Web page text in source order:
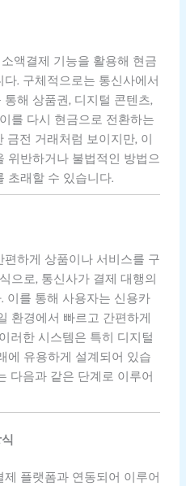
액결제 기능을 활용해 현금
. 구체적으로는 통신사에서
해 상품권, 디지털 콘텐츠,
를 다시 현금으로 전환하는
전 거래처럼 보이지만, 이
위반하거나 불법적인 방법으
초래할 수 있습니다.
편하게 상품이나 서비스를 구
으로, 통신사가 결제 대행의
이를 통해 사용자는 신용카
환경에서 빠르고 간편하게
러한 시스템은 특히 디지털
에 유용하게 설계되어 있습
다음과 같은 단계로 이루어
플랫폼과 연동되어 이루어